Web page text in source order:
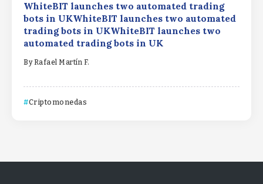
WhiteBIT launches two automated trading
bots in UKWhiteBIT launches two automated
trading bots in UKWhiteBIT launches two
automated trading bots in UK
By Rafael Martín F.
Criptomonedas